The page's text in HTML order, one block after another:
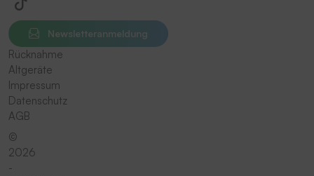
Newsletteranmeldung
Rücknahme
Altgeräte
Impressum
Datenschutz
AGB
©
2026
-